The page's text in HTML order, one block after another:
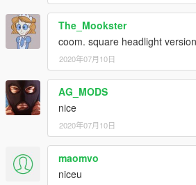
The_Mookster
coom. square headlight
2020年07月10日
AG_MODS
nice
2020年07月10日
maomvo
niceu